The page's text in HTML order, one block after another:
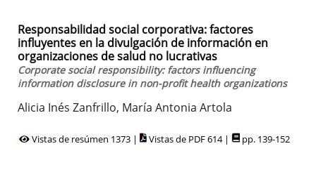
Responsabilidad social corporativa: factores
influyentes en la divulgación de información en
organizaciones de salud no lucrativas
Corporate social responsibility: factors influencing
information disclosure in non-profit health organizations
Alicia Inés Zanfrillo, María Antonia Artola
Vistas de resúmen 1373 | Vistas de PDF 614 | pp. 139-152